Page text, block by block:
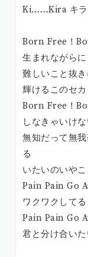
Ki……Kira キラ
Born Free！
生まれながら
難しいこと抜
輝けるこのセ
Born Free！
しなきゃいけ
無知だって無
る
いたいのいやこ
Pain Pain Go
ワクワクして
Pain Pain Go
君と分け合いた